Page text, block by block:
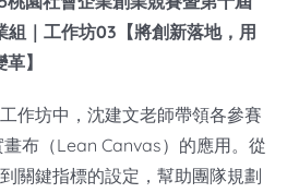
組｜工作坊03【將創新落地，用
】
作坊中，沈建文老師帶領各參賽
布（Lean Canvas）的應用。從
關鍵指標的設定，幫助團隊規劃